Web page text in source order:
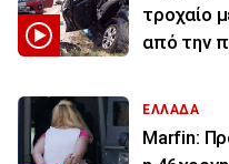
τροχαίο
από την
ΕΛΛΑΔΑ
Marfin: